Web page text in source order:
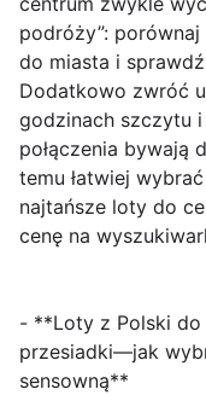
podróży”:
do miasta i
Dodatkowo zwróć
godzinach szczytu
połączenia bywają
temu łatwiej
najtańsze loty do
cenę na
- **Loty z Polski do
przesiadki—jak
sensowną**